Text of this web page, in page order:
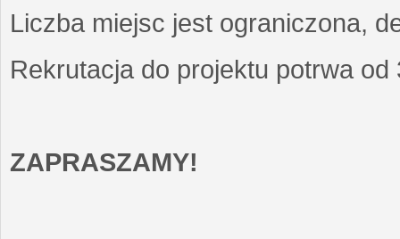
Liczba miejsc jest ograniczona,
Rekrutacja do projektu potrwa
ZAPRASZAMY!